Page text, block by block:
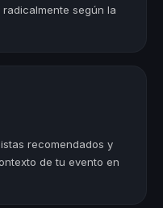
según la
recomendados y
de tu evento en